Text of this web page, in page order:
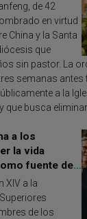
de 42
en virtud
China y la Santa
que
sin pastor. La
semanas antes
a la
que busca
a los
la vida
fuente de
XIV a la
de los